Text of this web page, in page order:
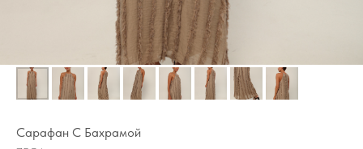
Сарафан С Бахрамой